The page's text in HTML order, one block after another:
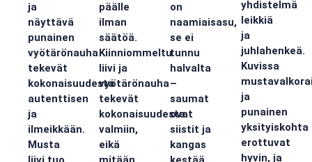
ja
näyttävä
punainen
vyötärönauha
tekevät
kokonaisuudesta
autenttisen
ja
ilmeikkään.
Musta
päälle
ilman
säätöä.
Kiinniommeltu
liivi ja
vyötärönauha
tekevät
kokonaisuudesta
valmiin,
eikä
on
naamiaisasu,
se ei
tunnu
halvalta
–
saumat
ovat
siistit ja
kangas
yhdistelmä
leikkiä
ja
juhlahenkeä.
Kuvissa
ja
punainen
yksityiskohta
erottuvat
hyvin, ja